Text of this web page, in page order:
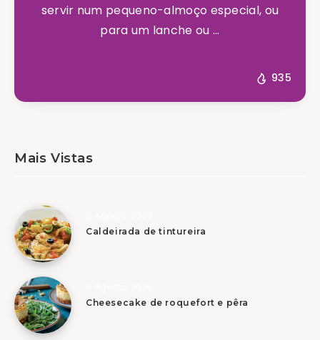
servir num pequeno-almoço especial, ou
para um lanche ou ...
935
Mais Vistas
Caldeirada de tintureira
Cheesecake de roquefort e pêra